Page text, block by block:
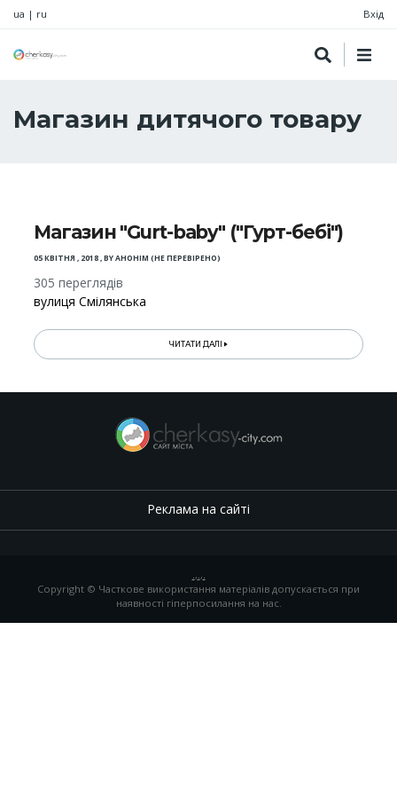
ua | ru Вхід
Магазин дитячого товару
Магазин "Gurt-baby" ("Гурт-бебі")
05 КВІТНЯ , 2018,BYАНОНІМ (НЕ ПЕРЕВІРЕНО)
305 переглядів
вулиця Смілянська
ЧИТАТИ ДАЛІ
Реклама на сайті
, ,
Copyright © Часткове використання матеріалів допускається при
наявності гіперпосилання на нас.